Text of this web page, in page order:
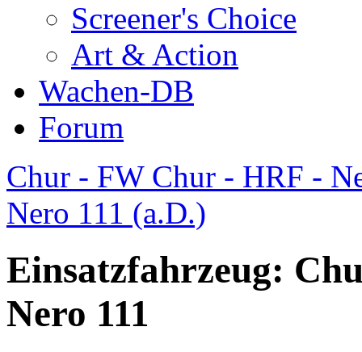
Screener's Choice
Art & Action
Wachen-DB
Forum
Chur - FW Chur - HRF -
Nero 111 (a.D.)
Einsatzfahrzeug:
Nero 111